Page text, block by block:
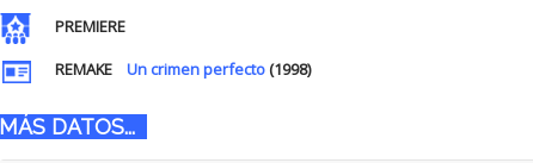
PREMIERE
REMAKE Un crimen perfecto(1998)
MÁS DATOS...